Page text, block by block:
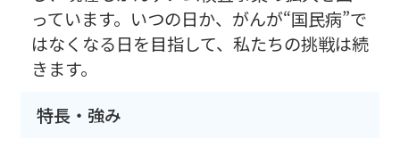
っています。いつの日か、がんが“国民病”で
はなくなる日を目指して、私たちの挑戦は続
きます。
特長・強み